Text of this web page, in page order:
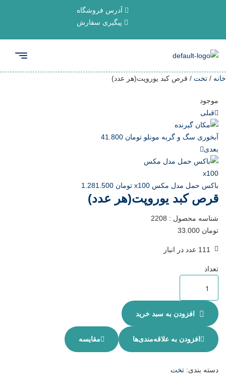
آدرس فروشگاه
پیگیری سفارش
خانه / تخت / قرص کبد یوروپت(هر عدد)
موجود
قبلی
آبخوری سگ و گربه مونلو تومان
بعدی
باکس حمل مدل مکس x100 تومان
قرص کبد یوروپت(هر عدد)
شناسه محصول : 2208
تومان
111 عدد در انبار
تعداد
افزودن به سبد خرید
افزودن به علاقه‌مندی‌ها مقایسه
دسته بندی: تخت